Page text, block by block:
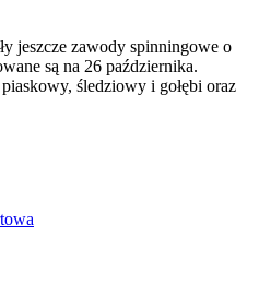
jeszcze zawody spinningowe o
są na 26 października.
śledziowy i gołębi oraz